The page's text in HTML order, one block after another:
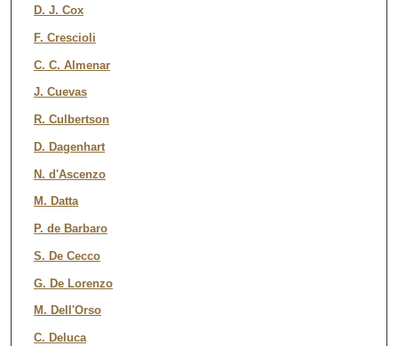
D. J. Cox
F. Crescioli
C. C. Almenar
J. Cuevas
R. Culbertson
D. Dagenhart
N. d'Ascenzo
M. Datta
P. de Barbaro
S. De Cecco
G. De Lorenzo
M. Dell'Orso
C. Deluca